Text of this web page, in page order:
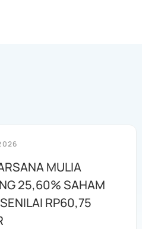
MULIA
25,60% SAHAM
RP60,75